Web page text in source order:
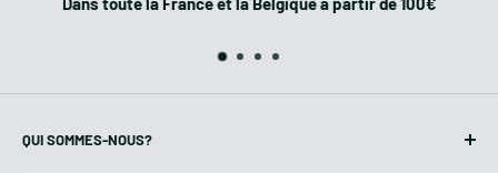
Nombre de marteaux : 28
Transmission :
QUI SOMMES-NOUS?